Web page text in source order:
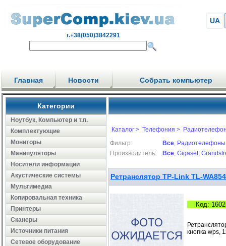
т.+38(050)3842291
UA
Главная Новости Собрать компьютер
Категории
Ноутбук, Компьютер и т.п.
Комплектующие
Мониторы
Манипуляторы
Носители информации
Акустические системы
Мультимедиа
Копировальная техника
Принтеры
Сканеры
Источники питания
Сетевое оборудование
Каталог > Телефония >
Фильтр:
Все, Радиотелефоны
Производитель:
Все, Gigaset,
Ретранслятор TP-Link TL-
Код:
кнопка wps,